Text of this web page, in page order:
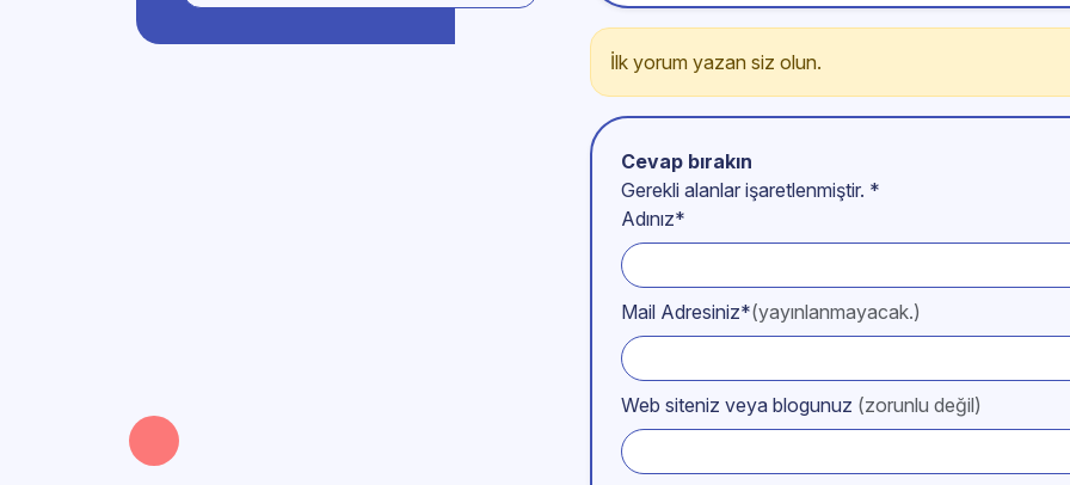
İlk yorum yazan siz olun.
Cevap bırakın
Gerekli alanlar işaretlenmiştir. *
Adınız*
Mail Adresiniz*(yayınlanmayacak.)
Web siteniz veya blogunuz (zorunlu değil)